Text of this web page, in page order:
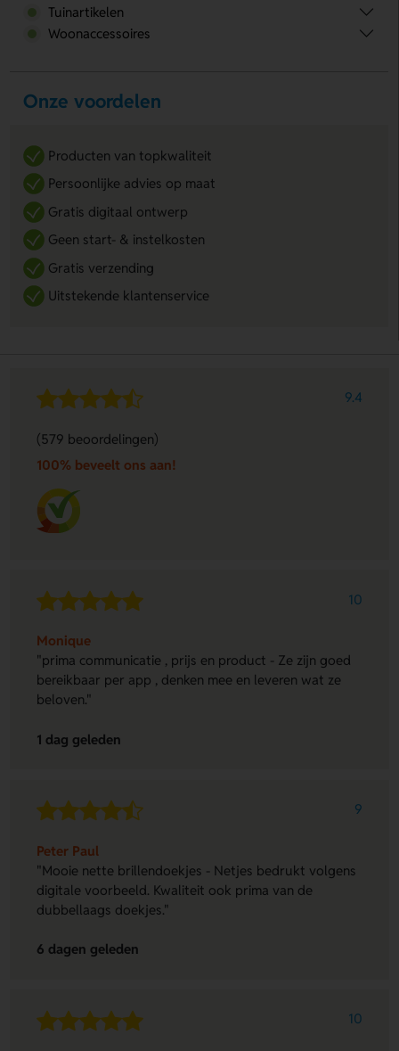
Tuinartikelen
Woonaccessoires
Onze voordelen
Producten van topkwaliteit
Persoonlijke advies op maat
Gratis digitaal ontwerp
Geen start- & instelkosten
Gratis verzending
Uitstekende klantenservice
9.4
(579 beoordelingen)
100% beveelt ons aan!
10
Monique
"prima communicatie , prijs en product - Ze zijn goed
bereikbaar per app , denken mee en leveren wat ze
beloven."
1 dag geleden
9
Peter Paul
"Mooie nette brillendoekjes - Netjes bedrukt volgens
digitale voorbeeld. Kwaliteit ook prima van de
dubbellaags doekjes."
6 dagen geleden
10